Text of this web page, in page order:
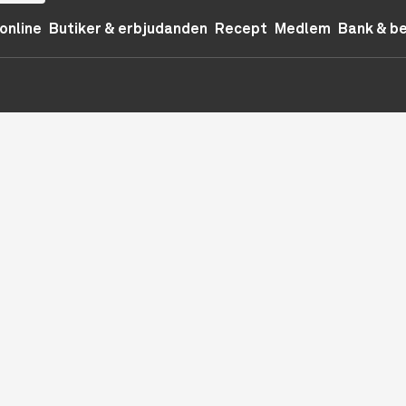
Butiker & erbjudanden Recept Medlem Bank &